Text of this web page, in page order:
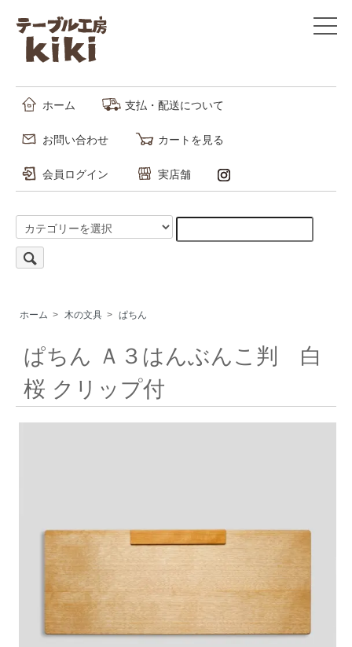
ホーム 支払・配送について
お問い合わせ カートを見る
会員ログイン 実店舗
ホーム > 木の文具 > ぱちん
ぱちん Ａ３はんぶんこ判 白
桜 クリップ付